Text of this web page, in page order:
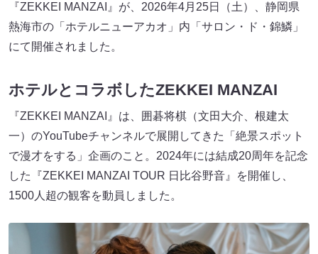
『ZEKKEI MANZAI』が、2026年4月25日（土）、静岡県
熱海市の「ホテルニューアカオ」内「サロン・ド・錦鱗」
にて開催されました。
ホテルとコラボしたZEKKEI MANZAI
『ZEKKEI MANZAI』は、囲碁将棋（文田大介、根建太
一）のYouTubeチャンネルで展開してきた「絶景スポット
で漫才をする」企画のこと。2024年には結成20周年を記念
した『ZEKKEI MANZAI TOUR 日比谷野音』を開催し、
1500人超の観客を動員しました。